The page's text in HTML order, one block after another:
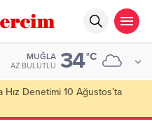
MUĞLA
AZ BULUTLU 34°C
misyonu, mottosu, vizyonu;
onlara kariyer